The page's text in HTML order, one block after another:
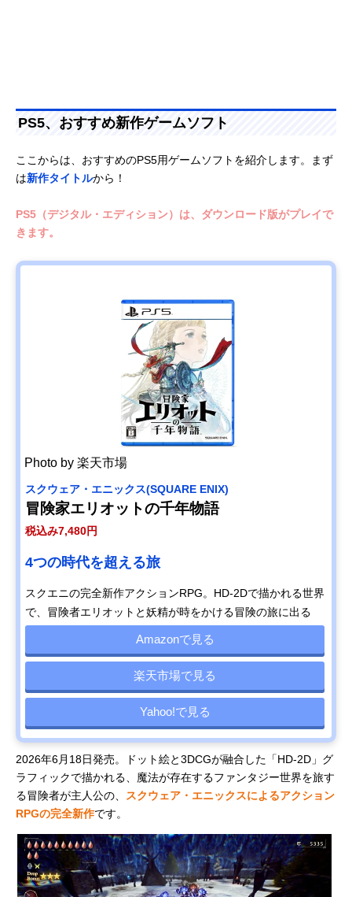
PS5、おすすめ新作ゲームソフト
ここからは、おすすめのPS5用ゲームソフトを紹介します。まず
は新作タイトルから！
PS5（デジタル・エディション）は、ダウンロード版がプレイで
きます。
Photo by 楽天市場
スクウェア・エニックス(SQUARE ENIX)
冒険家エリオットの千年物語
税込み7,480円
4つの時代を超える旅
スクエニの完全新作アクションRPG。HD-2Dで描かれる世界
で、冒険者エリオットと妖精が時をかける冒険の旅に出る
Amazonで見る
楽天市場で見る
Yahoo!で見る
2026年6月18日発売。ドット絵と3DCGが融合した「HD-2D」グ
ラフィックで描かれる、魔法が存在するファンタジー世界を旅す
る冒険者が主人公の、 スクウェア・エニックスによるアクション
RPGの完全新作です。